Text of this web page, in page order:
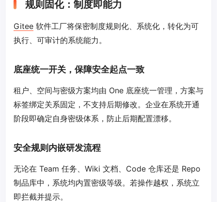
规则固化：制度即能力
Gitee 软件工厂将保密制度规则化、系统化，转化为可
执行、可审计的系统能力。
底座统一开关，保障安全起点一致
租户、空间与密级方案均由 One 底座统一管理，方案与
标签绑定关系固定，不支持后期修改。企业在系统开通
阶段即确定自身密级体系，防止后期配置漂移。
安全规则内嵌研发流程
无论在 Team 任务、Wiki 文档、Code 仓库还是 Repo
制品库中，系统均内置密级等级。若操作越权，系统立
即拦截并提示。